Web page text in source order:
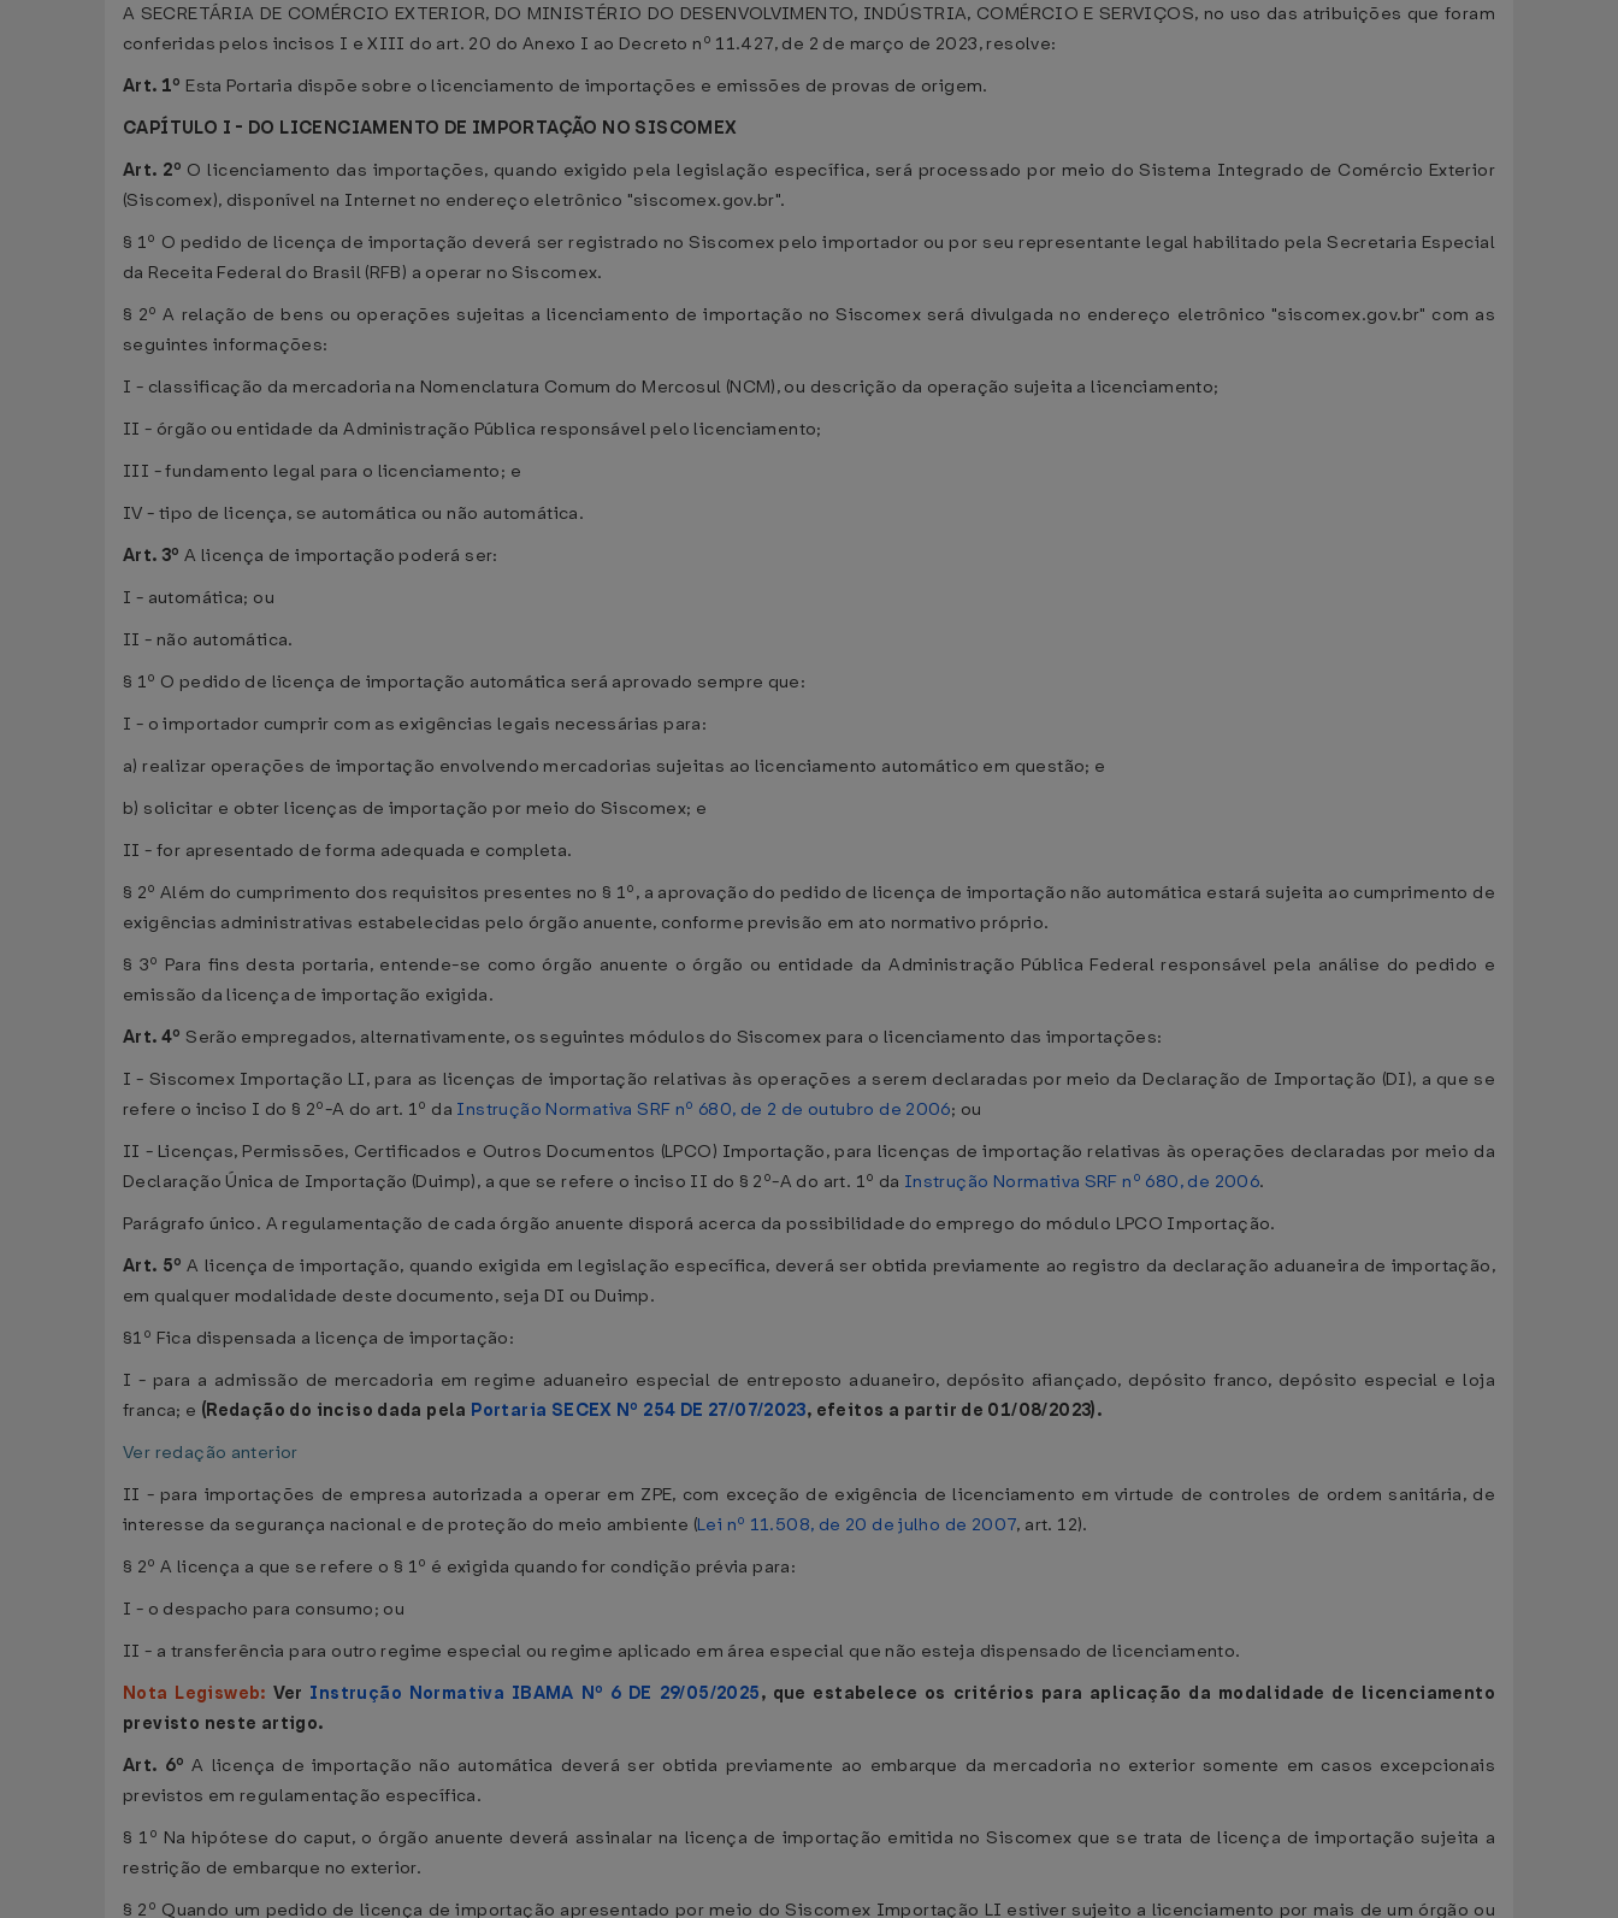
A SECRETÁRIA DE COMÉRCIO EXTERIOR, DO MINISTÉRIO DO DESENVOLVIMENTO, INDÚSTRIA, COMÉRCIO E SERVIÇOS, no uso das atribuições que foram
conferidas pelos incisos I e XIII do art. 20 do Anexo I ao Decreto nº 11.427, de 2 de março de 2023, resolve:
Art. 1º Esta Portaria dispõe sobre o licenciamento de importações e emissões de provas de origem.
CAPÍTULO I - DO LICENCIAMENTO DE IMPORTAÇÃO NO SISCOMEX
Art. 2º O licenciamento das importações, quando exigido pela legislação específica, será processado por meio do Sistema Integrado de Comércio Exterior
(Siscomex), disponível na Internet no endereço eletrônico "siscomex.gov.br".
§ 1º O pedido de licença de importação deverá ser registrado no Siscomex pelo importador ou por seu representante legal habilitado pela Secretaria Especial
da Receita Federal do Brasil (RFB) a operar no Siscomex.
§ 2º A relação de bens ou operações sujeitas a licenciamento de importação no Siscomex será divulgada no endereço eletrônico "siscomex.gov.br" com as
seguintes informações:
I - classificação da mercadoria na Nomenclatura Comum do Mercosul (NCM), ou descrição da operação sujeita a licenciamento;
II - órgão ou entidade da Administração Pública responsável pelo licenciamento;
III - fundamento legal para o licenciamento; e
IV - tipo de licença, se automática ou não automática.
Art. 3º A licença de importação poderá ser:
I - automática; ou
II - não automática.
§ 1º O pedido de licença de importação automática será aprovado sempre que:
I - o importador cumprir com as exigências legais necessárias para:
a) realizar operações de importação envolvendo mercadorias sujeitas ao licenciamento automático em questão; e
b) solicitar e obter licenças de importação por meio do Siscomex; e
II - for apresentado de forma adequada e completa.
§ 2º Além do cumprimento dos requisitos presentes no § 1º, a aprovação do pedido de licença de importação não automática estará sujeita ao cumprimento de
exigências administrativas estabelecidas pelo órgão anuente, conforme previsão em ato normativo próprio.
§ 3º Para fins desta portaria, entende-se como órgão anuente o órgão ou entidade da Administração Pública Federal responsável pela análise do pedido e
emissão da licença de importação exigida.
Art. 4º Serão empregados, alternativamente, os seguintes módulos do Siscomex para o licenciamento das importações:
I - Siscomex Importação LI, para as licenças de importação relativas às operações a serem declaradas por meio da Declaração de Importação (DI), a que se
refere o inciso I do § 2º-A do art. 1º da Instrução Normativa SRF nº 680, de 2 de outubro de 2006; ou
II - Licenças, Permissões, Certificados e Outros Documentos (LPCO) Importação, para licenças de importação relativas às operações declaradas por meio da
Declaração Única de Importação (Duimp), a que se refere o inciso II do § 2º-A do art. 1º da Instrução Normativa SRF nº 680, de 2006.
Parágrafo único. A regulamentação de cada órgão anuente disporá acerca da possibilidade do emprego do módulo LPCO Importação.
Art. 5º A licença de importação, quando exigida em legislação específica, deverá ser obtida previamente ao registro da declaração aduaneira de importação,
em qualquer modalidade deste documento, seja DI ou Duimp.
§1º Fica dispensada a licença de importação:
I - para a admissão de mercadoria em regime aduaneiro especial de entreposto aduaneiro, depósito afiançado, depósito franco, depósito especial e loja
franca; e (Redação do inciso dada pela Portaria SECEX Nº 254 DE 27/07/2023, efeitos a partir de 01/08/2023).
Ver redação anterior
II - para importações de empresa autorizada a operar em ZPE, com exceção de exigência de licenciamento em virtude de controles de ordem sanitária, de
interesse da segurança nacional e de proteção do meio ambiente (Lei nº 11.508, de 20 de julho de 2007, art. 12).
§ 2º A licença a que se refere o § 1º é exigida quando for condição prévia para:
I - o despacho para consumo; ou
II - a transferência para outro regime especial ou regime aplicado em área especial que não esteja dispensado de licenciamento.
Nota Legisweb: Ver Instrução Normativa IBAMA Nº 6 DE 29/05/2025, que estabelece os critérios para aplicação da modalidade de licenciamento
previsto neste artigo.
Art. 6º A licença de importação não automática deverá ser obtida previamente ao embarque da mercadoria no exterior somente em casos excepcionais
previstos em regulamentação específica.
§ 1º Na hipótese do caput, o órgão anuente deverá assinalar na licença de importação emitida no Siscomex que se trata de licença de importação sujeita a
restrição de embarque no exterior.
§ 2º Quando um pedido de licença de importação apresentado por meio do Siscomex Importação LI estiver sujeito a licenciamento por mais de um órgão ou